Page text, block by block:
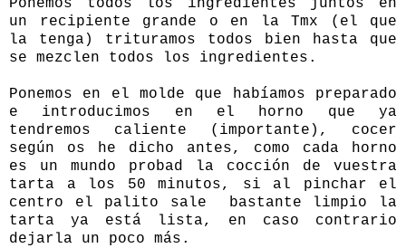
Ponemos todos los ingredientes juntos en
un recipiente grande o en la Tmx (el que
la tenga) trituramos todos bien hasta que
se mezclen todos los ingredientes.
Ponemos en el molde que habíamos preparado
e introducimos en el horno que ya
tendremos caliente (importante), cocer
según os he dicho antes, como cada horno
es un mundo probad la cocción de vuestra
tarta a los 50 minutos, si al pinchar el
centro el palito sale bastante limpio la
tarta ya está lista, en caso contrario
dejarla un poco más.